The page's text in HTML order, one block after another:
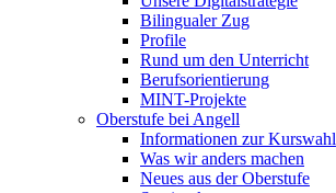
Bilingualer Zug
Profile
Rund um den Unterricht
Berufsorientierung
MINT-Projekte
Oberstufe bei Angell
Informationen zur Kurswahl
Was wir anders machen
Neues aus der Oberstufe